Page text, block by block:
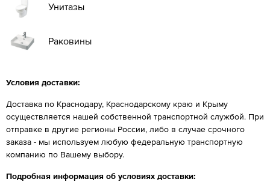
Унитазы
Раковины
Условия доставки:
Доставка по Краснодару, Краснодарскому краю и Крыму
осуществляется нашей собственной транспортной службой. При
отправке в другие регионы России, либо в случае срочного
заказа - мы используем любую федеральную транспортную
компанию по Вашему выбору.
Подробная информация об условиях доставки: